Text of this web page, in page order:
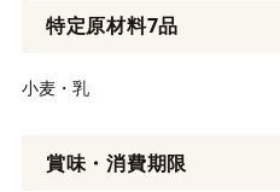
特定原材料7品
小麦・乳
賞味・消費期限